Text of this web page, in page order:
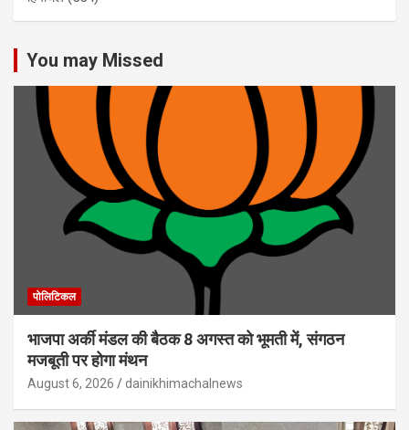
You may Missed
पोलिटिकल
भाजपा अर्की मंडल की बैठक 8 अगस्त को भूमती में, संगठन
मजबूती पर होगा मंथन
August 6, 2026 dainikhimachalnews